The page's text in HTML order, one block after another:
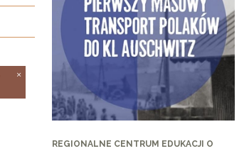
REGIONALNE CENTRUM EDUKACJI O